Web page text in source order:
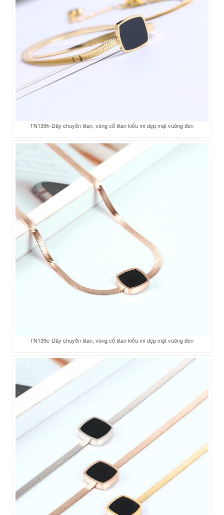
TN139h-Dây chuyền titan, vòng cổ titan kiểu mì dẹp mặt vuông đen
TN139c-Dây chuyền titan, vòng cổ titan kiểu mì dẹp mặt vuông đen